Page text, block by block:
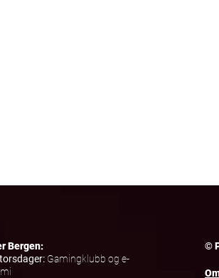
Bergen:
Gamingklubb og e-
©